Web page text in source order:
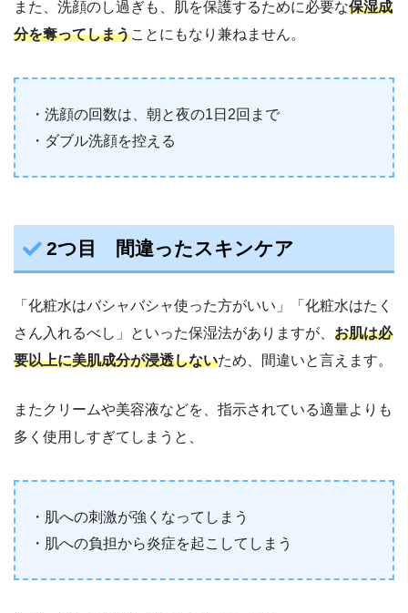
また、洗顔のし過ぎも、肌を保護するために必要な保湿成
分を奪ってしまうことにもなり兼ねません。
・洗顔の回数は、朝と夜の1日2回まで
・ダブル洗顔を控える
2つ目 間違ったスキンケア
「化粧水はバシャバシャ使った方がいい」「化粧水はたく
さん入れるべし」といった保湿法がありますが、 お肌は必
要以上に美肌成分が浸透しないため、間違いと言えます。
またクリームや美容液などを、指示されている適量よりも
多く使用しすぎてしまうと、
・肌への刺激が強くなってしまう
・肌への負担から炎症を起こしてしまう